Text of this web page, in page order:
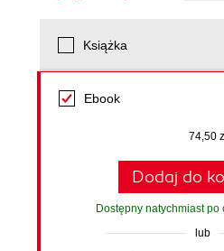
Książka
Ebook
74,50
Dodaj do
Dostępny natychmiast po
lub